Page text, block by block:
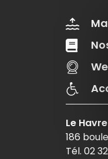
Le
186
Tél. 02